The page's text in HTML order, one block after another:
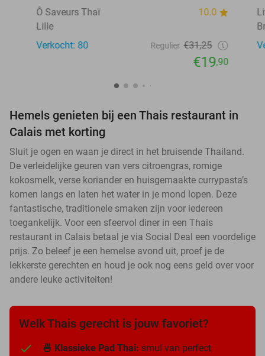
Ô Saveurs Thaï
10.0
Lille
Verkocht: 80
Regulier €31,25
€19,90
Hemels genieten bij een Thais restaurant in
Calais met korting
Sluit je ogen en waan je direct in het bruisende Thailand.
De verleidelijke geuren van vers citroengras, romige
kokosmelk, verse koriander en huisgemaakte currypasta’s
komen langs en laten het water in je mond lopen. Deze
fantastische, traditionele smaken zijn voor iedereen
toegankelijk. Voor een sfeervol diner in een Thais
restaurant in Calais betaal je via Social Deal een voordelige
prijs. Zo beleef je een hemelse avond uit, proef je de
lekkerste gerechten en houd je ook nog eens geld over voor
andere leuke activiteiten!
Welk Thais gerecht is jouw favoriet?
🍜 Klassieke Pad Thai: smul van perfect